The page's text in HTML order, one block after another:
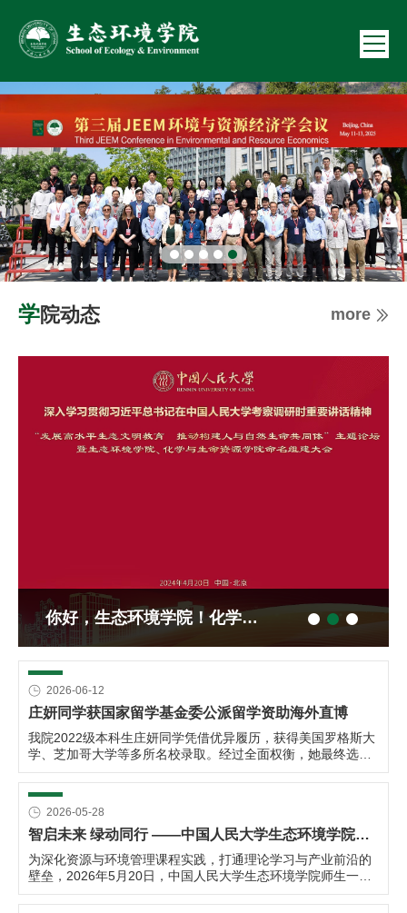
学院动态 more
环境新闻 | 南平再聚，共商“十五五”生态资产管理与践行“两山”理念
环境新闻 | 第三届JEEM环境与资源经济学会议在中国人民大学举办你好，生态环境学院！化学与生命资源学院！
2026-06-12
庄妍同学获国家留学基金委公派留学资助海外直博
我院2022级本科生庄妍同学凭借优异履历，获得美国罗格斯大
学、芝加哥大学等多所名校录取。经过全面权衡，她最终选定
罗格斯大学攻读经济学博士学位，并成功申请到国家留学基金
委（CSC）的公派留学资助。
2026-05-28
智启未来 绿动同行 ——中国人民大学生态环境学院师生赴联想总部参观学习
为深化资源与环境管理课程实践，打通理论学习与产业前沿的
壁垒，2026年5月20日，中国人民大学生态环境学院师生一行
前往联想全球总部，开展主题参观学习活动。本次活动聚焦联
想个人AI智能产品、企业AI智能解决方案与ESG可持续发展实